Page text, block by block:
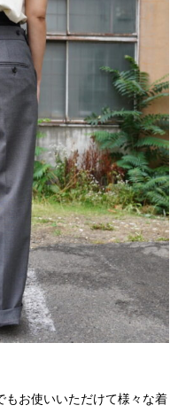
もお使いいただけて様々な着